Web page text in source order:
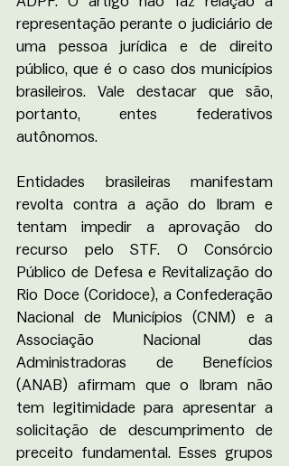
representação perante o judiciário de
uma pessoa jurídica e de direito
público, que é o caso dos municípios
brasileiros. Vale destacar que são,
portanto, entes federativos
autônomos.
Entidades brasileiras manifestam
revolta contra a ação do Ibram e
tentam impedir a aprovação do
recurso pelo STF. O Consórcio
Público de Defesa e Revitalização do
Rio Doce (Coridoce), a Confederação
Nacional de Municípios (CNM) e a
Associação Nacional das
Administradoras de Benefícios
(ANAB) afirmam que o Ibram não
tem legitimidade para apresentar a
solicitação de descumprimento de
preceito fundamental. Esses grupos